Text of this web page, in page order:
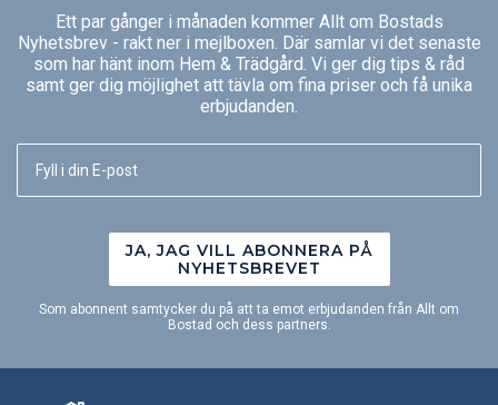
Ett par gånger i månaden kommer Allt om Bostads
Nyhetsbrev - rakt ner i mejlboxen. Där samlar vi det senaste
som har hänt inom Hem & Trädgård. Vi ger dig tips & råd
samt ger dig möjlighet att tävla om fina priser och få unika
erbjudanden.
JA, JAG VILL ABONNERA PÅ
NYHETSBREVET
Som abonnent samtycker du på att ta emot erbjudanden från Allt om
Bostad och dess partners.